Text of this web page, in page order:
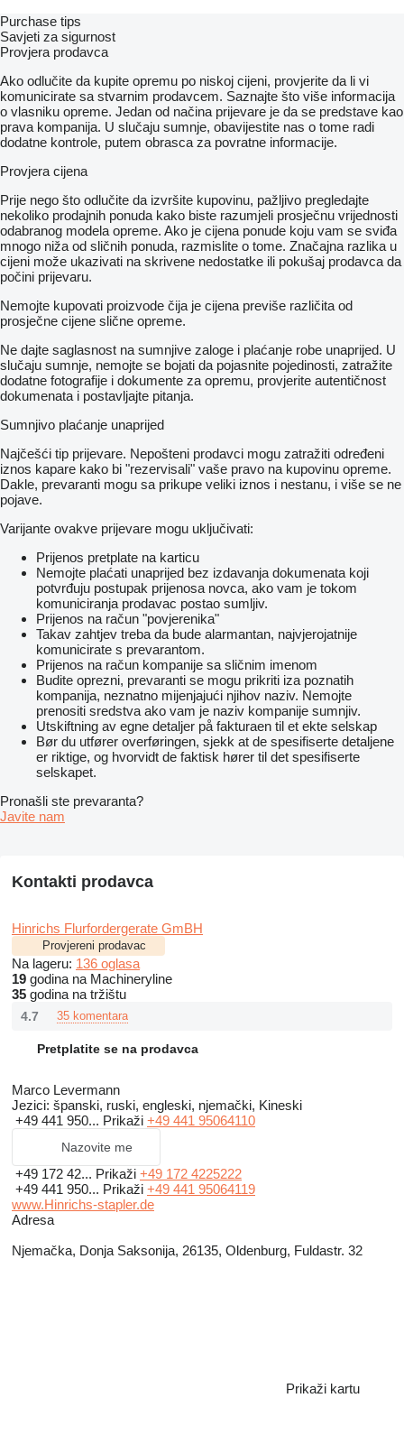
Purchase tips
Savjeti za sigurnost
Provjera prodavca
Ako odlučite da kupite opremu po niskoj cijeni, provjerite da li vi
komunicirate sa stvarnim prodavcem. Saznajte što više informacija
o vlasniku opreme. Jedan od načina prijevare je da se predstave kao
prava kompanija. U slučaju sumnje, obavijestite nas o tome radi
dodatne kontrole, putem obrasca za povratne informacije.
Provjera cijena
Prije nego što odlučite da izvršite kupovinu, pažljivo pregledajte
nekoliko prodajnih ponuda kako biste razumjeli prosječnu vrijednosti
odabranog modela opreme. Ako je cijena ponude koju vam se sviđa
mnogo niža od sličnih ponuda, razmislite o tome. Značajna razlika u
cijeni može ukazivati ​​na skrivene nedostatke ili pokušaj prodavca da
počini prijevaru.
Nemojte kupovati proizvode čija je cijena previše različita od
prosječne cijene slične opreme.
Ne dajte saglasnost na sumnjive zaloge i plaćanje robe unaprijed. U
slučaju sumnje, nemojte se bojati da pojasnite pojedinosti, zatražite
dodatne fotografije i dokumente za opremu, provjerite autentičnost
dokumenata i postavljajte pitanja.
Sumnjivo plaćanje unaprijed
Najčešći tip prijevare. Nepošteni prodavci mogu zatražiti određeni
iznos kapare kako bi "rezervisali" vaše pravo na kupovinu opreme.
Dakle, prevaranti mogu sa prikupe veliki iznos i nestanu, i više se ne
pojave.
Varijante ovakve prijevare mogu uključivati:
Prijenos pretplate na karticu
Nemojte plaćati unaprijed bez izdavanja dokumenata koji
potvrđuju postupak prijenosa novca, ako vam je tokom
komuniciranja prodavac postao sumljiv.
Prijenos na račun "povjerenika"
Takav zahtjev treba da bude alarmantan, najvjerojatnije
komunicirate s prevarantom.
Prijenos na račun kompanije sa sličnim imenom
Budite oprezni, prevaranti se mogu prikriti iza poznatih
kompanija, neznatno mijenjajući njihov naziv. Nemojte
prenositi sredstva ako vam je naziv kompanije sumnjiv.
Utskiftning av egne detaljer på fakturaen til et ekte selskap
Bør du utfører overføringen, sjekk at de spesifiserte detaljene
er riktige, og hvorvidt de faktisk hører til det spesifiserte
selskapet.
Pronašli ste prevaranta?
Javite nam
Kontakti prodavca
Hinrichs Flurfordergerate GmBH
Provjereni prodavac
Na lageru: 136 oglasa
19 godina na Machineryline
35 godina na tržištu
4.7 35 komentara
Pretplatite se na prodavca
Marco Levermann
Jezici: španski, ruski, engleski, njemački, Kineski
+49 441 950... Prikaži +49 441 95064110
Nazovite me
+49 172 42... Prikaži +49 172 4225222
+49 441 950... Prikaži +49 441 95064119
www.Hinrichs-stapler.de
Adresa
Njemačka, Donja Saksonija, 26135, Oldenburg, Fuldastr. 32
Prikaži kartu